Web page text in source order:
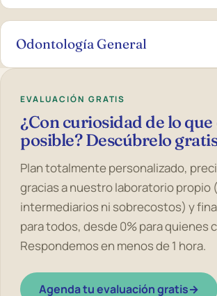
Odontología General
EVALUACIÓN GRATIS
¿Con curiosidad de lo que
posible? Descúbrelo
Plan totalmente personalizado,
gracias a nuestro laboratorio propio
intermediarios ni sobrecostos) y
para todos, desde 0% para quienes
Respondemos en menos de 1 hora.
Agenda tu evaluación gratis→